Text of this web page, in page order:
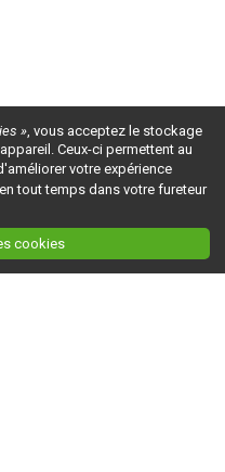
», vous acceptez le stockage
Ceux-ci permettent au
votre expérience
tout temps dans votre fureteur
cookies